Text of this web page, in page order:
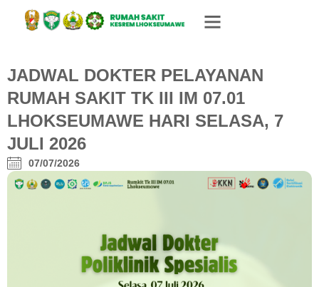
JADWAL DOKTER PELAYANAN
RUMAH SAKIT TK III IM 07.01
LHOKSEUMAWE HARI SELASA, 7
JULI 2026
07/07/2026